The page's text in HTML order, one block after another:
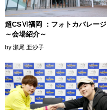
超CSⅥ福岡 ：フォトカバレージ
～会場紹介～
by 瀬尾 亜沙子